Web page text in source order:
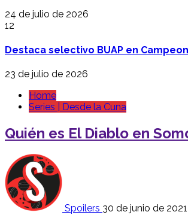
24 de julio de 2026
12
Destaca selectivo BUAP en
23 de julio de 2026
Home
Series | Desde la Cuna
Quién es El Diablo en
Spoilers 30 de junio de 2021